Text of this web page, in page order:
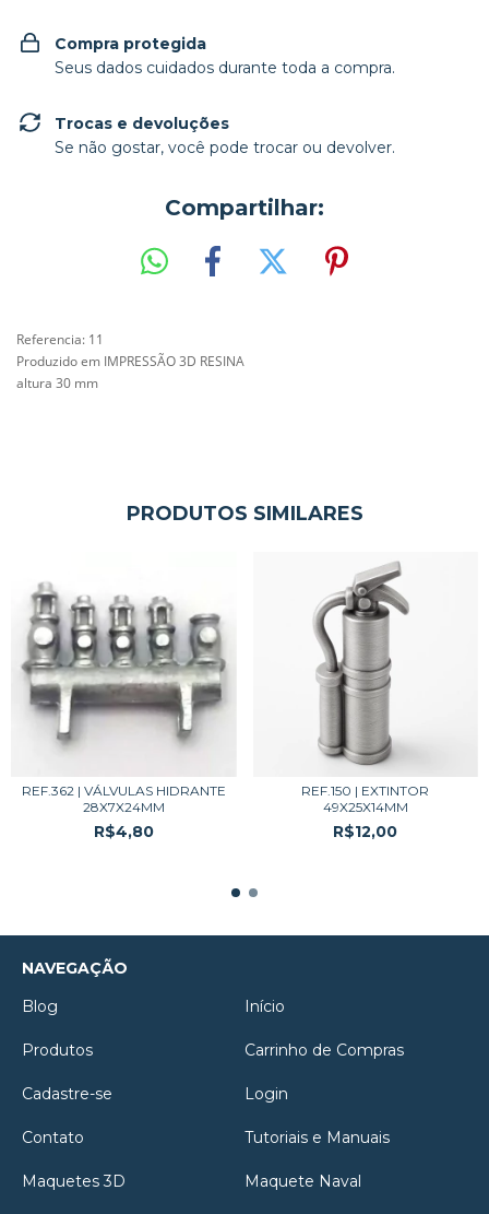
Compra protegida
Seus dados cuidados durante toda a compra.
Trocas e devoluções
Se não gostar, você pode trocar ou devolver.
Compartilhar:
Referencia: 11
Produzido em IMPRESSÃO 3D RESINA
altura 30 mm
PRODUTOS SIMILARES
REF.362 | VÁLVULAS HIDRANTE
28X7X24MM
R$4,80
REF.150 | EXTINTOR
49X25X14MM
R$12,00
NAVEGAÇÃO
Blog
Início
Produtos Carrinho de Compras
Cadastre-se Login
Contato Tutoriais e Manuais
Maquetes 3D Maquete Naval